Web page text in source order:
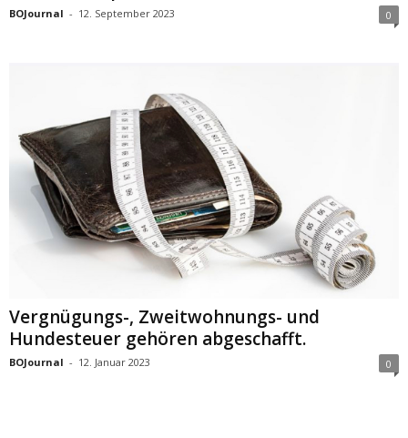
BOJournal - 12. September 2023 0
Vergnügungs-, Zweitwohnungs- und
Hundesteuer gehören abgeschafft.
BOJournal - 12. Januar 2023 0